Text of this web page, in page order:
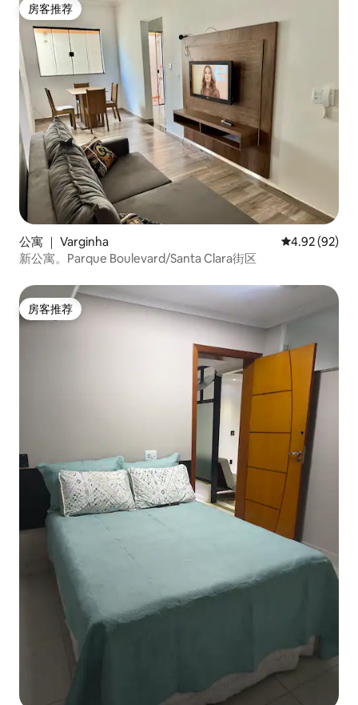
房客推荐
房客推荐
公寓 ｜ Varginha 平均评分
4.92 (92)
新公寓。Parque Boulevard/Santa Clara街区
房客推荐
房客推荐